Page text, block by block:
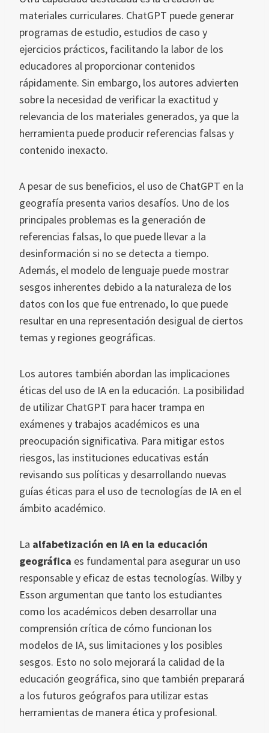
materiales curriculares. ChatGPT puede generar
programas de estudio, estudios de caso y
ejercicios prácticos, facilitando la labor de los
educadores al proporcionar contenidos
rápidamente. Sin embargo, los autores advierten
sobre la necesidad de verificar la exactitud y
relevancia de los materiales generados, ya que la
herramienta puede producir referencias falsas y
contenido inexacto.
A pesar de sus beneficios, el uso de ChatGPT en la
geografía presenta varios desafíos. Uno de los
principales problemas es la generación de
referencias falsas, lo que puede llevar a la
desinformación si no se detecta a tiempo.
Además, el modelo de lenguaje puede mostrar
sesgos inherentes debido a la naturaleza de los
datos con los que fue entrenado, lo que puede
resultar en una representación desigual de ciertos
temas y regiones geográficas.
Los autores también abordan las implicaciones
éticas del uso de IA en la educación. La posibilidad
de utilizar ChatGPT para hacer trampa en
exámenes y trabajos académicos es una
preocupación significativa. Para mitigar estos
riesgos, las instituciones educativas están
revisando sus políticas y desarrollando nuevas
guías éticas para el uso de tecnologías de IA en el
ámbito académico.
La alfabetización en IA en la educación
geográfica es fundamental para asegurar un uso
responsable y eficaz de estas tecnologías. Wilby y
Esson argumentan que tanto los estudiantes
como los académicos deben desarrollar una
comprensión crítica de cómo funcionan los
modelos de IA, sus limitaciones y los posibles
sesgos. Esto no solo mejorará la calidad de la
educación geográfica, sino que también preparará
a los futuros geógrafos para utilizar estas
herramientas de manera ética y profesional.